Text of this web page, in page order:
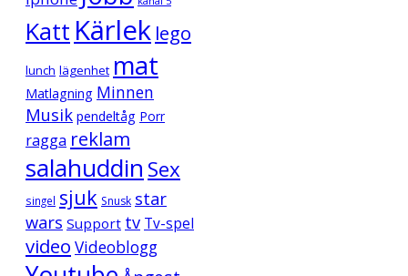
Katt Kärlek lego
lunch lägenhet mat
Matlagning Minnen
Musik pendeltåg Porr
ragga reklam
salahuddin Sex
singel sjuk Snusk star
wars Support tv Tv-spel
video Videoblogg